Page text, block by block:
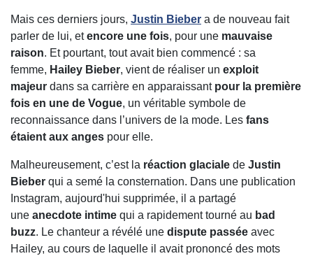
Mais ces derniers jours, Justin Bieber a de nouveau fait
parler de lui, etencore une fois, pour une mauvaise
raison. Et pourtant, tout avait bien commencé : sa
femme, Hailey Bieber, vient de réaliser un exploit
majeur dans sa carrière en apparaissant pour la première
fois en une de Vogue, un véritable symbole de
reconnaissance dans l’univers de la mode. Les fans
étaient aux anges pour elle.
Malheureusement, c’est la réaction glaciale de Justin
Bieber qui a semé la consternation. Dans une publication
Instagram, aujourd'hui supprimée, il a partagé
une anecdote intime qui a rapidement tourné au bad
buzz. Le chanteur a révélé une dispute passée avec
Hailey, au cours de laquelle il avait prononcé des mots